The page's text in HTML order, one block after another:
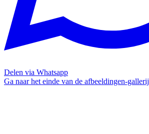
Delen via Whatsapp
Ga naar het einde van de afbeeldingen-gallerij